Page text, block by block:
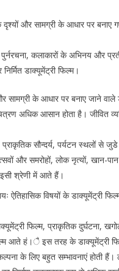
दृश्यों और सामग्री के आधार पर बनाए
कलाकारों के अभिनय और
डाक्यूमेंट्री फिल्म।
सामग्री के आधार पर बनाए जाने वाले
अधिक आसान होता है। जीवित
सौन्दर्य, पर्यटन स्थलों से
और समरोहों, लोक नृत्यों, खान-
इसी श्रेणी में आते हैं।
ऐतिहासिक विषयों के डाक्यूमेंट्री
फिल्म, प्राकृतिक दुर्घटना,
आते हं।ै इस तरह के डाक्यूमेंट्री
के लिए बहुत सम्भावनाएं होती